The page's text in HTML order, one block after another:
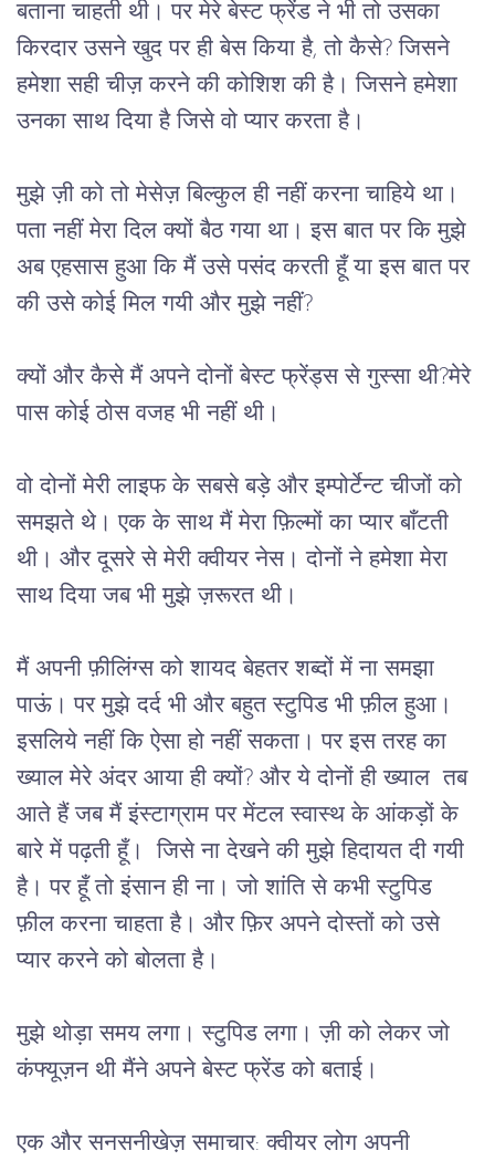
बताना चाहती थी। पर मेरे बेस्ट फ्रेंड ने भी तो उसका
किरदार उसने खुद पर ही बेस किया है, तो कैसे? जिसने
हमेशा सही चीज़ करने की कोशिश की है। जिसने हमेशा
उनका साथ दिया है जिसे वो प्यार करता है।
मुझे ज़ी को तो मेसेज़ बिल्कुल ही नहीं करना चाहिये था।
पता नहीं मेरा दिल क्यों बैठ गया था। इस बात पर कि मुझे
अब एहसास हुआ कि मैं उसे पसंद करती हूँ या इस बात पर
की उसे कोई मिल गयी और मुझे नहीं?
क्यों और कैसे मैं अपने दोनों बेस्ट फ्रेंड्स से गुस्सा थी?मेरे
पास कोई ठोस वजह भी नहीं थी।
वो दोनों मेरी लाइफ के सबसे बड़े और इम्पोर्टेन्ट चीजों को
समझते थे। एक के साथ मैं मेरा फ़िल्मों का प्यार बाँटती
थी। और दूसरे से मेरी क्वीयर नेस। दोनों ने हमेशा मेरा
साथ दिया जब भी मुझे ज़रूरत थी।
मैं अपनी फ़ीलिंग्स को शायद बेहतर शब्दों में ना समझा
पाऊं। पर मुझे दर्द भी और बहुत स्टुपिड भी फ़ील हुआ।
इसलिये नहीं कि ऐसा हो नहीं सकता। पर इस तरह का
ख्याल मेरे अंदर आया ही क्यों? और ये दोनों ही ख्याल  तब
आते हैं जब मैं इंस्टाग्राम पर मेंटल स्वास्थ के आंकड़ों के
बारे में पढ़ती हूँ।  जिसे ना देखने की मुझे हिदायत दी गयी
है। पर हूँ तो इंसान ही ना। जो शांति से कभी स्टुपिड
फ़ील करना चाहता है। और फ़िर अपने दोस्तों को उसे
प्यार करने को बोलता है।
मुझे थोड़ा समय लगा। स्टुपिड लगा। ज़ी को लेकर जो
कंफ्यूज़न थी मैंने अपने बेस्ट फ्रेंड को बताई।
एक और सनसनीखेज़ समाचार: क्वीयर लोग अपनी